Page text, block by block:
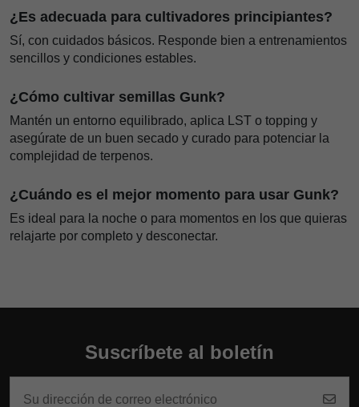
¿Es adecuada para cultivadores principiantes?
Sí, con cuidados básicos. Responde bien a entrenamientos
sencillos y condiciones estables.
¿Cómo cultivar semillas Gunk?
Mantén un entorno equilibrado, aplica LST o topping y
asegúrate de un buen secado y curado para potenciar la
complejidad de terpenos.
¿Cuándo es el mejor momento para usar Gunk?
Es ideal para la noche o para momentos en los que quieras
relajarte por completo y desconectar.
Suscríbete al boletín